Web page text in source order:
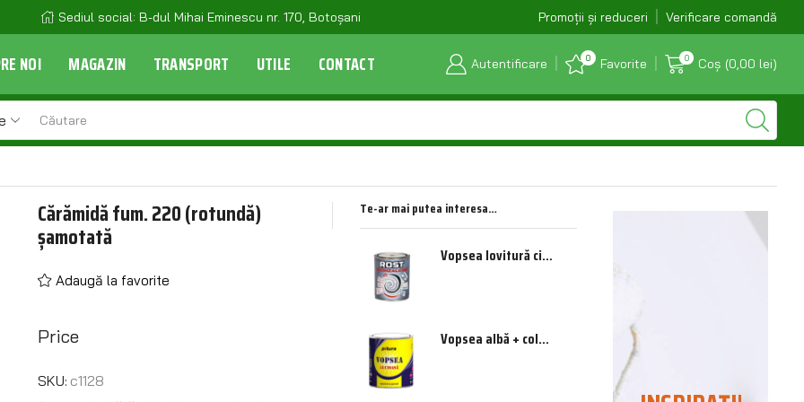
E-mail: combustibilul_bt@yahoo.com Depozit Bradului: 0231 514 268 / 0231 515 005
Promoții și reduceri Verificare comandă
NOI MAGAZIN TRANSPORT UTILE CONTACT Autentificare 0 Favorite 0 Coș (0,00 lei)
Cărămidă fum. 220 (rotundă)
șamotată
Adaugă la favorite
Price
SKU: c1128
Te-ar mai putea interesa…
Vopsea lovitură ciocan pentru tablă 0,75 l (gri)
Vopsea albă + color 0,60 l